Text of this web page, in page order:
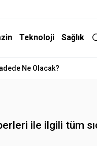
Teknoloji Sağlık
Ne Olacak?
ile ilgili tüm